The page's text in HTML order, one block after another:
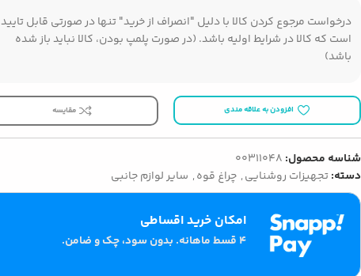
درخواست مرجوع کردن کالا با دلیل "انصراف از خرید" تنها در صورتی قابل تایید
است که کالا در شرایط اولیه باشد. (در صورت پلمپ بودن، کالا نباید باز شده
باشد)
افزودن به علاقه مندی مقایسه
شناسه محصول: 00311048
دسته:تجهیزات روشنایی, چراغ قوه, سایر لوازم جانبی
امکان خرید اقساطی
۴ قسط ماهانه. بدون سود، چک و ضامن.